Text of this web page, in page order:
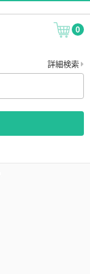
0
詳細検索